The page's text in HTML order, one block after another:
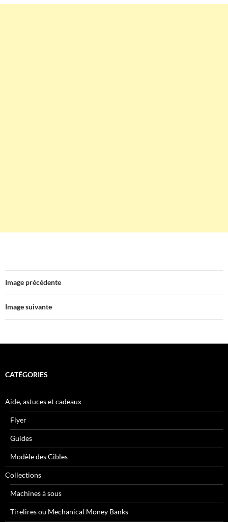
Image précédente
Image suivante
CATÉGORIES
Aide, astuces et cadeaux
Flyer
Guides
Modèle des Cibles
Collections
Machines à sous
Tirelires ou Mechanical Money Banks